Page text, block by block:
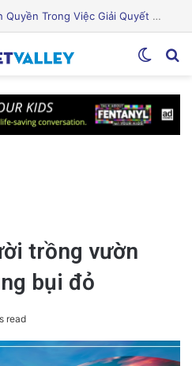
Khám Phá Máy Đào Hầm Nổ Đá Đầu Tiên Trên Thế Giới: Bước Đột Phá Trong Công Nghệ Xây Dựng
trồng vườn
bụi đỏ
read